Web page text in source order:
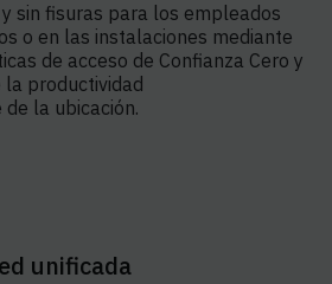
sin fisuras para los empleados
o en las instalaciones mediante
de acceso de Confianza Cero y
productividad
la ubicación.
unificada